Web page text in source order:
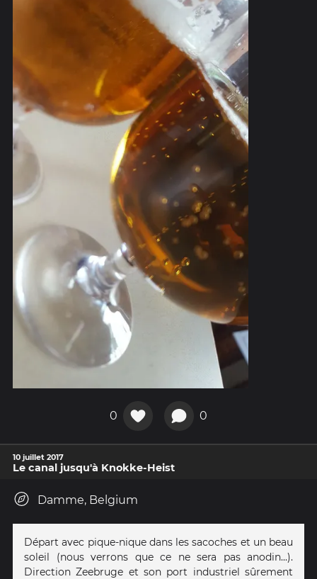
0 0
10 juillet 2017
Le canal jusqu'à Knokke-Heist
Damme, Belgium
Départ avec pique-nique dans les sacoches et un beau
soleil (nous verrons que ce ne sera pas anodin...).
Direction Zeebruge et son port industriel sûrement